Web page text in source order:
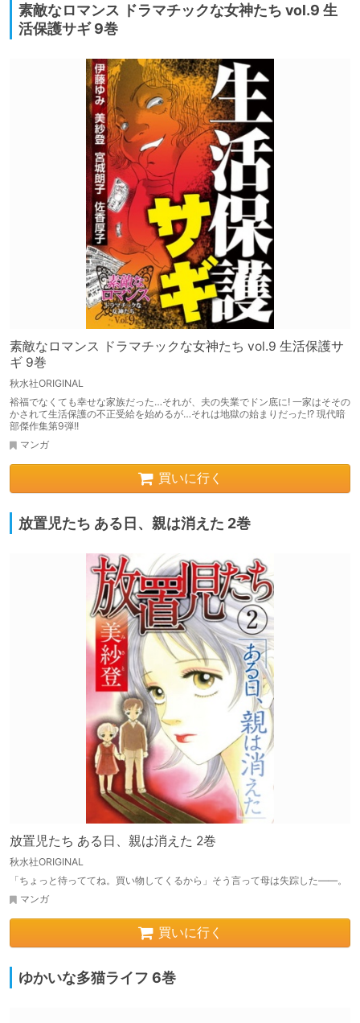
素敵なロマンス ドラマチックな女神たち vol.9 生
活保護サギ 9巻
素敵なロマンス ドラマチックな女神たち vol.9 生活保護サ
ギ 9巻
秋水社ORIGINAL
裕福でなくても幸せな家族だった…それが、夫の失業でドン底に! 一家はそその
かされて生活保護の不正受給を始めるが…それは地獄の始まりだった!? 現代暗
部傑作集第9弾!!
マンガ
買いに行く
放置児たち ある日、親は消えた 2巻
放置児たち ある日、親は消えた 2巻
秋水社ORIGINAL
「ちょっと待っててね。買い物してくるから」そう言って母は失踪した――。
マンガ
買いに行く
ゆかいな多猫ライフ 6巻